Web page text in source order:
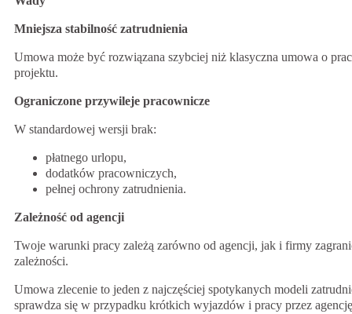
Mniejsza stabilność zatrudnienia
Umowa może być rozwiązana szybciej niż klasyczna umowa o
projektu.
Ograniczone przywileje pracownicze
W standardowej wersji brak:
płatnego urlopu,
dodatków pracowniczych,
pełnej ochrony zatrudnienia.
Zależność od agencji
Twoje warunki pracy zależą zarówno od agencji, jak i firmy
zależności.
Umowa zlecenie to jeden z najczęściej spotykanych modeli
sprawdza się w przypadku krótkich wyjazdów i pracy przez